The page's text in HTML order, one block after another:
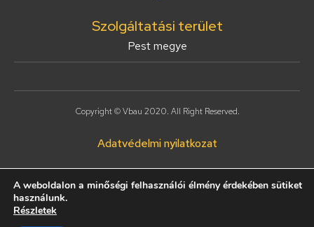
Szolgáltatási terület
Pest megye
Copyright © Vbau 2020. All Right Reserved.
Adatvédelmi nyilatkozat
Honlapkészítés:
A weboldalon a minőségi felhasználói élmény érdekében sütiket
használunk.
Részletek